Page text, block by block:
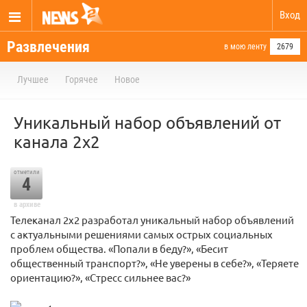
Вход
Развлечения в мою ленту 2679
Лучшее Горячее Новое
Уникальный набор объявлений от
канала 2x2
отметили
4
в архиве
Телеканал 2х2 разработал уникальный набор объявлений
с актуальными решениями самых острых социальных
проблем общества. «Попали в беду?», «Бесит
общественный транспорт?», «Не уверены в себе?», «Теряете
ориентацию?», «Стресс сильнее вас?»